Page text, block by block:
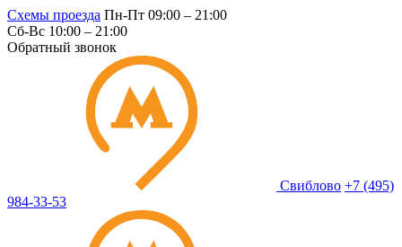
Схемы проезда Пн-Пт 09:00 – 21:00
Сб-Вс 10:00 – 21:00
Обратный звонок
Свиблово +7 (495)
984-33-53